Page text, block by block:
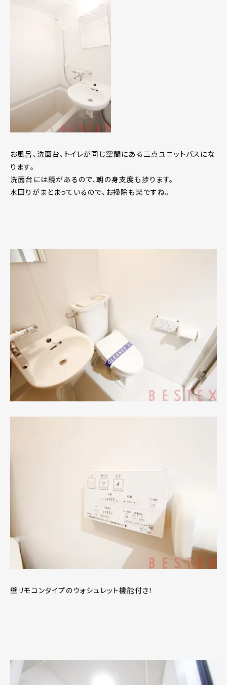
お風呂、洗面台、トイレが同じ空間にある三点ユニットバスにな
ります。
洗面台には鏡があるので、朝の身支度も捗ります。
水回りがまとまっているので、お掃除も楽ですね。
壁リモコンタイプのウォシュレット機能付き！